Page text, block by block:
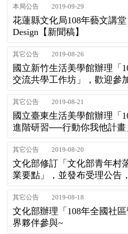
本局公告 2019-09-29
花蓮縣文化局108年藝文講
Design【新聞稿】
其它公告 2019-08-26
國立新竹生活美學館辦理「
交流共學工作坊」，歡迎參
其它公告 2019-08-21
國立臺東生活美學館辦理「
進階研習──行動你我他計
其它公告 2019-08-20
文化部修訂「文化部青年村
業要點」，並發布受理公告
其它公告 2019-08-18
文化部辦理「108年全國社
界夥伴參與~